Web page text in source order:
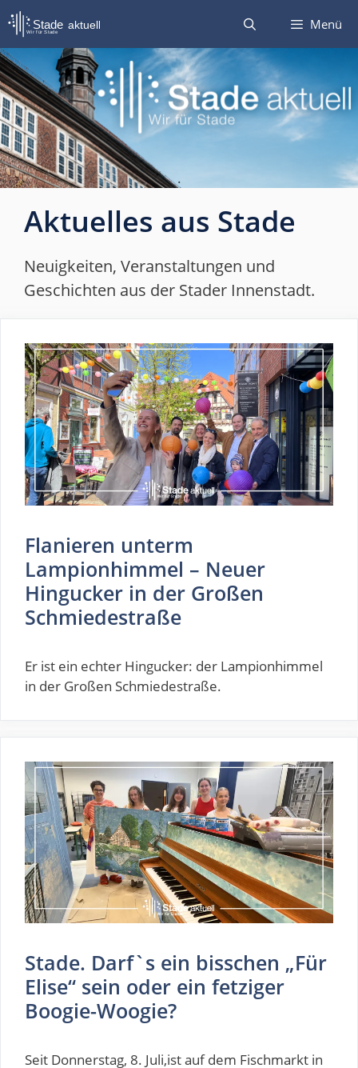
Zum
Inhalt
springen
Menü
.
Aktuelles aus Stade
Neuigkeiten, Veranstaltungen und
Geschichten aus der Stader Innenstadt.
Flanieren unterm
Lampionhimmel – Neuer
Hingucker in der Großen
Schmiedestraße
Er ist ein echter Hingucker: der Lampionhimmel
in der Großen Schmiedestraße.
Stade. Darf`s ein bisschen „Für
Elise“ sein oder ein fetziger
Boogie-Woogie?
Seit Donnerstag, 8. Juli,ist auf dem Fischmarkt in